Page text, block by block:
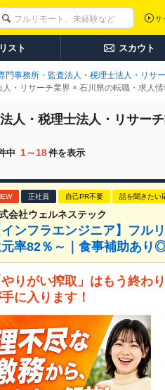
サ
スト スカウト
門事務所・監査法人・税理士法人・リサ
・リサーチ業界 × 石川県の転職・求人
人・税理士法人・リサー
中 1～18件を表示
正社員 自己PR不要 話を聞きたい
会社ウェルネステック
インフラエンジニア】フル
率82％～｜食事補助あり
やりがい搾取」はもう終わ
に入ります！